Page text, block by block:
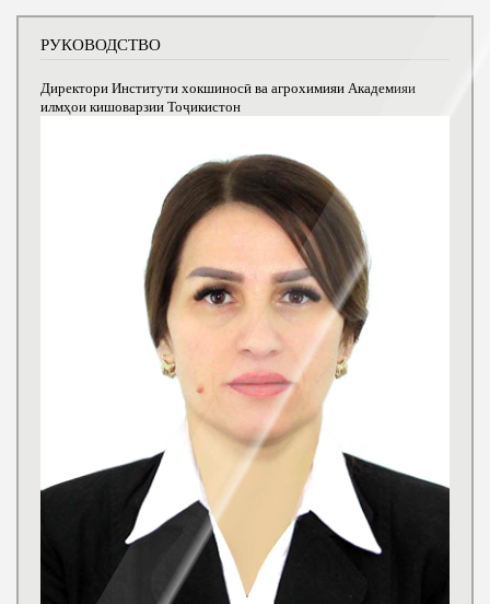
РУКОВОДСТВО
Директори Институти хокшиносӣ ва агрохимияи Академияи
илмҳои кишоварзии Тоҷикистон